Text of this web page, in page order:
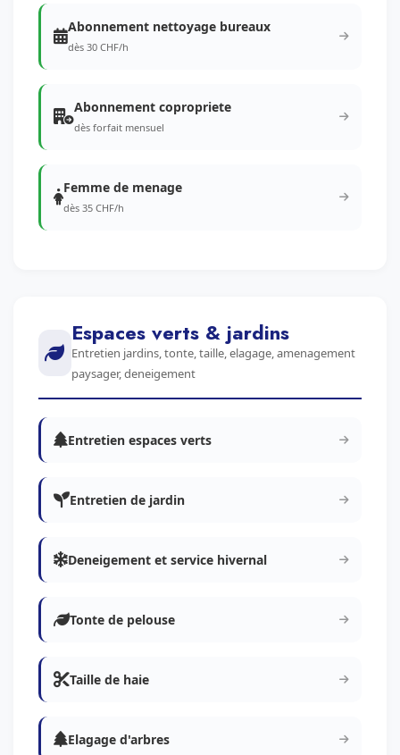
Abonnement nettoyage bureaux
dès 30 CHF/h
Abonnement copropriete
dès forfait mensuel
Femme de menage
dès 35 CHF/h
Espaces verts & jardins
Entretien jardins, tonte, taille, elagage, amenagement
paysager, deneigement
Entretien espaces verts
Entretien de jardin
Deneigement et service hivernal
Tonte de pelouse
Taille de haie
Elagage d'arbres